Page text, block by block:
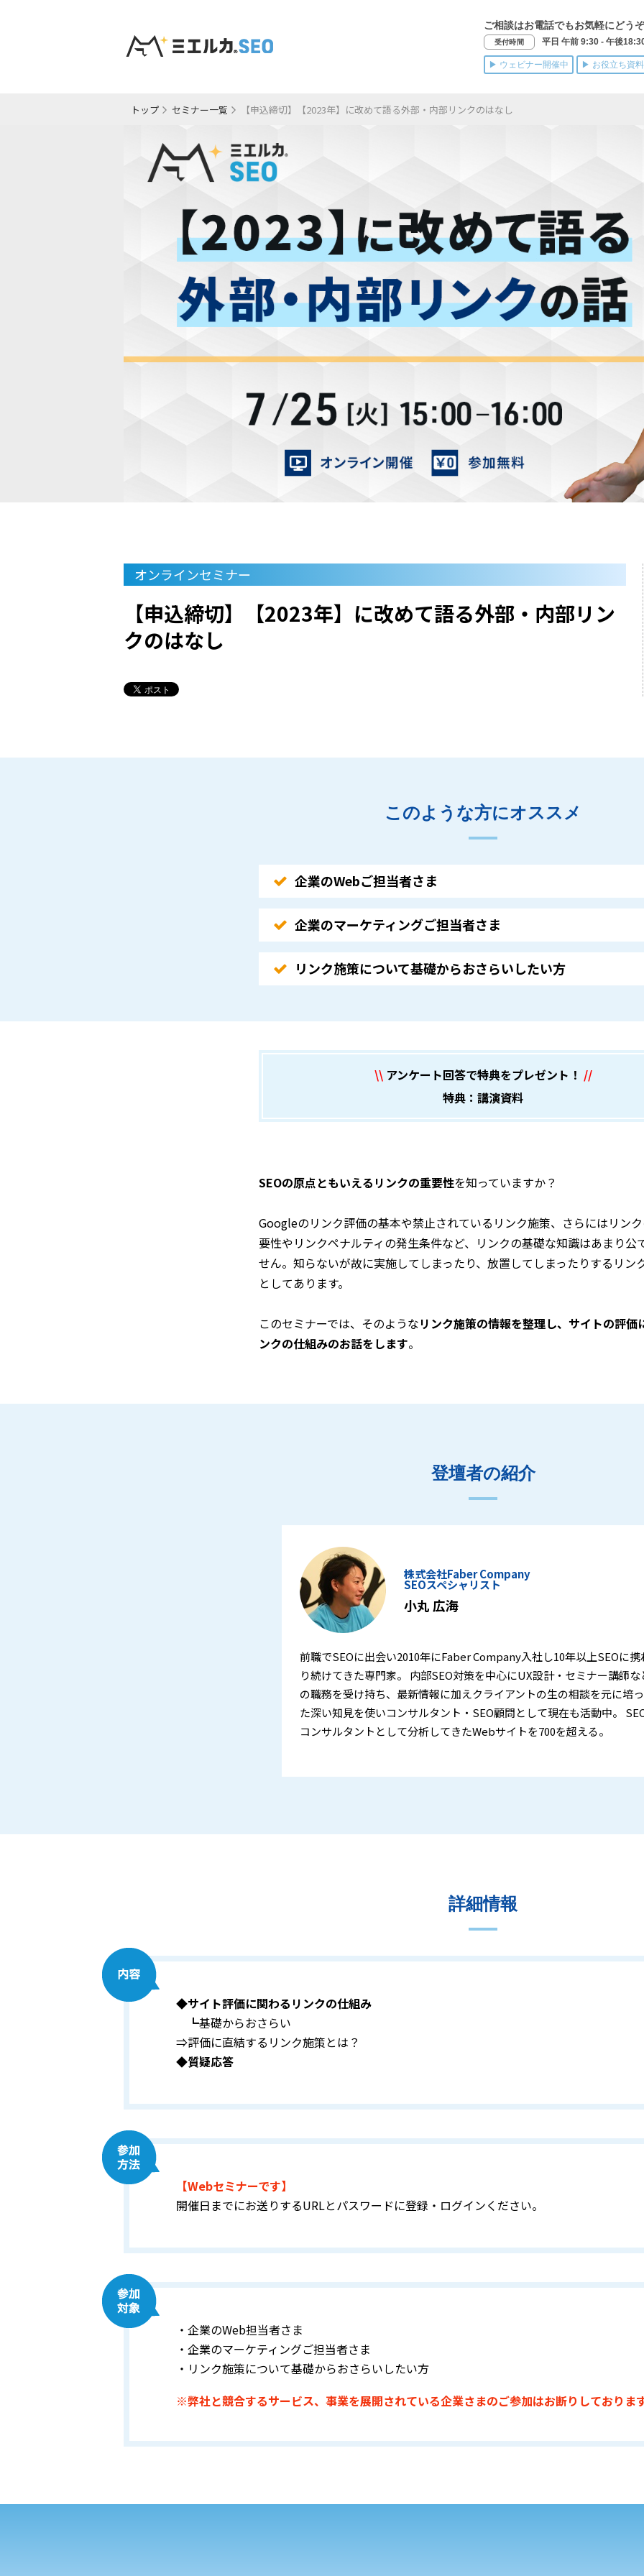
ご相談はお電話でもお気軽にどうぞ
受付時間 平日 午前 9:30 - 午後
▶ ウェビナー開催中 ▶ お役立ち資料
トップ セミナー一覧 【申込締切】【2023年】に改めて語る外部・内部リンクのはなし
オンラインセミナー
【申込締切】【2023年】に改めて語る外部・内部リン
クのはなし
このような方にオススメ
企業のWebご担当者さま
企業のマーケティングご担当者さま
リンク施策について基礎からおさらいしたい方
\\ アンケート回答で特典をプレゼント！ //
特典：講演資料
SEOの原点ともいえるリンクの重要性を知っていますか？
Googleのリンク評価の基本や禁止されているリンク施策、さらにはリン
要性やリンクペナルティの発生条件など、リンクの基礎な知識はあまり公
せん。知らないが故に実施してしまったり、放置してしまったりするリン
としてあります。
このセミナーでは、そのようなリンク施策の情報を整理し、サイトの評価
ンクの仕組みのお話をします。
登壇者の紹介
株式会社Faber Company
SEOスペシャリスト
小丸 広海
前職でSEOに出会い2010年にFaber Company入社し10年以上SEOに携
り続けてきた専門家。 内部SEO対策を中心にUX設計・セミナー講師な
の職務を受け持ち、最新情報に加えクライアントの生の相談を元に培っ
た深い知見を使いコンサルタント・SEO顧問として現在も活動中。
コンサルタントとして分析してきたWebサイトを700を超える。
詳細情報
◆サイト評価に関わるリンクの仕組み
┗基礎からおさらい
⇒評価に直結するリンク施策とは？
◆質疑応答
【Webセミナーです】
開催日までにお送りするURLとパスワードに登録・ログインください。
・企業のWeb担当者さま
・企業のマーケティングご担当者さま
・リンク施策について基礎からおさらいしたい方
※弊社と競合するサービス、事業を展開されている企業さまのご参加はお断りしておりま